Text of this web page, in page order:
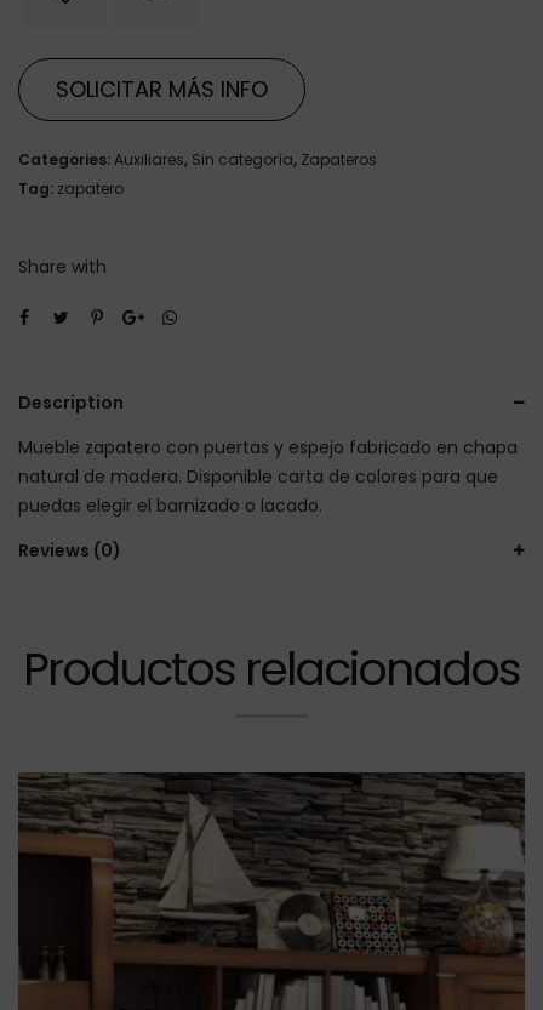
SOLICITAR MÁS INFO
Categories:Auxiliares, Sin categoría, Zapateros
Tag: zapatero
Share with
Description
Mueble zapatero con puertas y espejo fabricado en chapa
natural de madera. Disponible carta de colores para que
puedas elegir el barnizado o lacado.
Reviews (0)
Productos relacionados